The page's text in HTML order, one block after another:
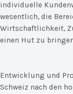
individuelle
wesentlich, die
Wirtschaftlichkeit,
einen Hut zu
Entwicklung und
Schweiz nach den